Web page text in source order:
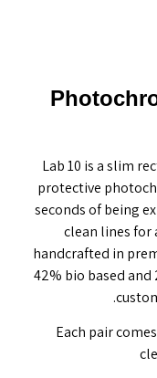
Lab 10 is a slim
protective
seconds of being
clean lines for
handcrafted in
42% bio based
Each pair